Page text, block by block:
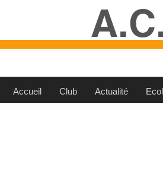
Accueil Club Actualité